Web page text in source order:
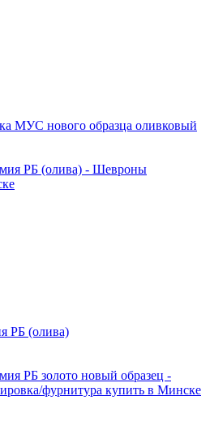
МУС нового образца оливковый
РБ (олива)